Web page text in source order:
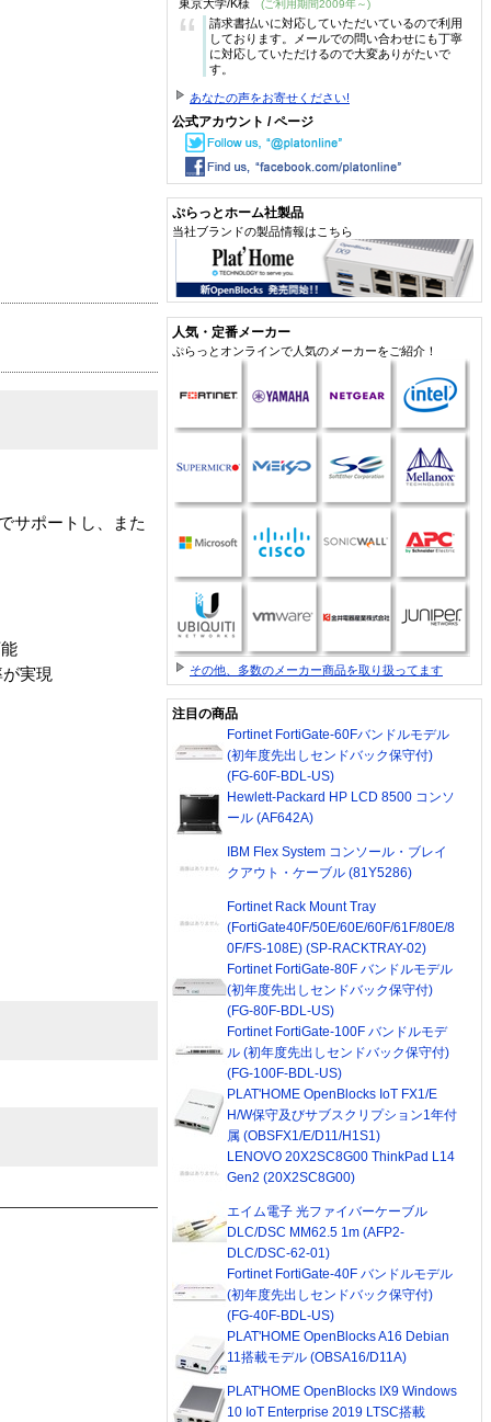
サポートし、また
実現
東京大学/K様 (ご利用期間2009年～)
“
請求書払いに対応していただいているので利用
しております。メールでの問い合わせにも丁寧
に対応していただけるので大変ありがたいで
す。
あなたの声をお寄せください!
公式アカウント / ページ
ぷらっとホーム社製品
当社ブランドの製品情報はこちら
人気・定番メーカー
ぷらっとオンラインで人気のメーカーをご紹介！
その他、多数のメーカー商品を取り扱ってます
注目の商品
Fortinet FortiGate-60Fバンドルモデル
(初年度先出しセンドバック保守付)
(FG-60F-BDL-US)
Hewlett-Packard HP LCD 8500 コンソ
ール (AF642A)
IBM Flex System コンソール・ブレイ
クアウト・ケーブル (81Y5286)
Fortinet Rack Mount Tray
(FortiGate40F/50E/60E/60F/61F/80E/8
0F/FS-108E) (SP-RACKTRAY-02)
Fortinet FortiGate-80F バンドルモデル
(初年度先出しセンドバック保守付)
(FG-80F-BDL-US)
Fortinet FortiGate-100F バンドルモデ
ル (初年度先出しセンドバック保守付)
(FG-100F-BDL-US)
PLAT'HOME OpenBlocks IoT FX1/E
H/W保守及びサブスクリプション1年付
属 (OBSFX1/E/D11/H1S1)
LENOVO 20X2SC8G00 ThinkPad L14
Gen2 (20X2SC8G00)
エイム電子 光ファイバーケーブル
DLC/DSC MM62.5 1m (AFP2-
DLC/DSC-62-01)
Fortinet FortiGate-40F バンドルモデル
(初年度先出しセンドバック保守付)
(FG-40F-BDL-US)
PLAT'HOME OpenBlocks A16 Debian
11搭載モデル (OBSA16/D11A)
PLAT'HOME OpenBlocks IX9 Windows
10 IoT Enterprise 2019 LTSC搭載